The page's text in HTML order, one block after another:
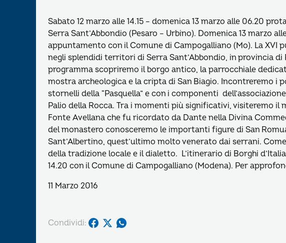
Sabato 12 marzo alle 14.15 – domenica 13 marzo alle 06.20
Serra Sant’Abbondio (Pesaro – Urbino). Domenica 13 marzo
appuntamento con il Comune di Campogalliano (Mo). La XVI
negli splendidi territori di Serra Sant’Abbondio, in provincia di
programma scopriremo il borgo antico, la parrocchiale
mostra archeologica e la cripta di San Biagio. Incontreremo i
stornelli della “Pasquella” e con i componenti
Palio della Rocca. Tra i momenti più significativi, visiteremo il
Fonte Avellana che fu ricordato da Dante nella Divina
del monastero conosceremo le importanti figure di San
Sant’Albertino, quest’ultimo molto venerato dai serrani.
della tradizione locale e il dialetto. L’itinerario di Borghi
14.20 con il Comune di Campogalliano (Modena). Per
11 Marzo 2016
Condividi: